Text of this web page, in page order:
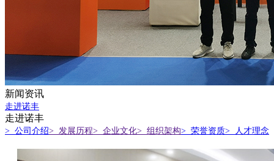
新闻资讯
走进诺丰
走进诺丰
> 公司介绍> 发展历程> 企业文化> 组织架构> 荣誉资质> 人才理念